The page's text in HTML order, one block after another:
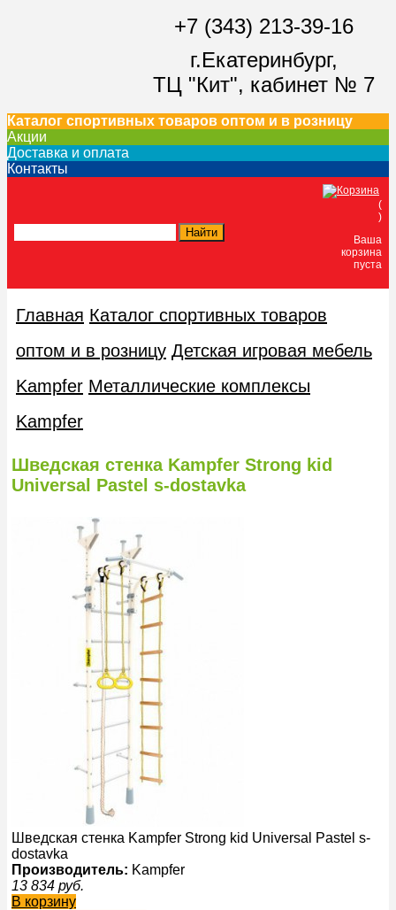
+7 (343) 213-39-16
г.Екатеринбург,
ТЦ "Кит", кабинет № 7
Каталог спортивных товаров оптом и в розницу
Акции
Доставка и оплата
Контакты
(
)
Ваша
корзина
пуста
Главная Каталог спортивных товаров
оптом и в розницу Детская игровая мебель
Kampfer Металлические комплексы
Kampfer
Шведская стенка Kampfer Strong kid
Universal Pastel s-dostavka
Шведская стенка Kampfer Strong kid Universal Pastel s-
dostavka
Производитель: Kampfer
13 834 руб.
В корзину